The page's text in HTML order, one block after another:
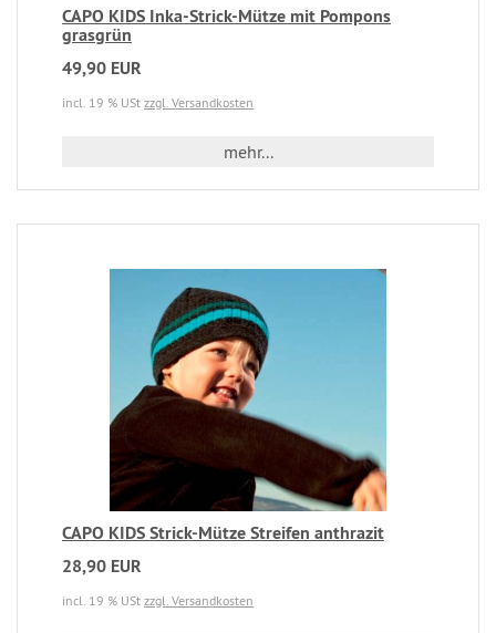
CAPO KIDS Inka-Strick-Mütze mit Pompons
grasgrün
49,90 EUR
incl. 19 % USt zzgl. Versandkosten
mehr...
CAPO KIDS Strick-Mütze Streifen anthrazit
28,90 EUR
incl. 19 % USt zzgl. Versandkosten